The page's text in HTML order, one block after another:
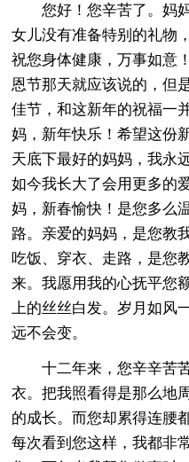
您好！您辛苦了。妈妈
女儿没有准备特别的礼物
祝您身体健康，万事如意
恩节那天就应该说的，但
佳节，和这新年的祝福一
妈，新年快乐！希望这份
天底下最好的妈妈，我永
如今我长大了会用更多的
妈，新春愉快！是您多么
路。亲爱的妈妈，是您教
吃饭、穿衣、走路，是您
来。我愿用我的心抚平您
上的丝丝白发。岁月如风
远不会变。
十二年来，您辛辛苦苦
衣。把我照看得是那么地
的成长。而您却累得连腰
每次看到您这样，我都非